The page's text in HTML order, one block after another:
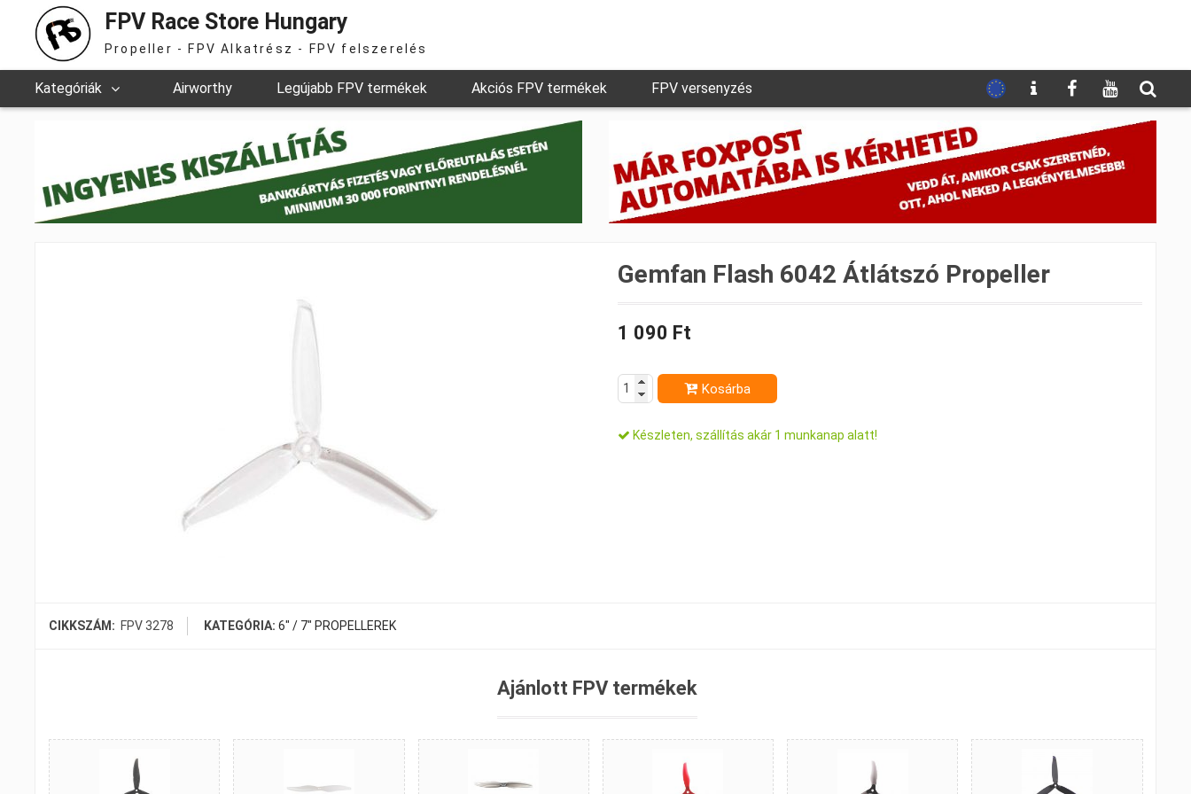
FPV Race Store Hungary
Propeller - FPV Alkatrész - FPV felszerelés
Kategóriák Airworthy Legújabb FPV termékek Akciós FPV termékek FPV versenyzés
Gemfan Flash 6042 Átlátszó Propeller
1 090 Ft
Kosárba
Készleten, szállítás akár 1 munkanap alatt!
CIKKSZÁM: FPV 3278 KATEGÓRIA: 6" / 7" PROPELLEREK
Ajánlott FPV termékek